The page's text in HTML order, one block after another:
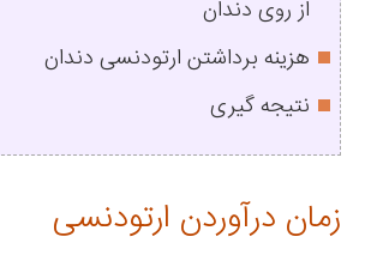
از روی دندان
هزینه برداشتن ارتودنسی دندان
نتیجه گیری
زمان درآوردن ارتودنسی